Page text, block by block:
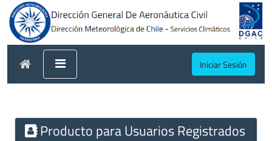
Iniciar Sesión
Producto para Usuarios Registrados